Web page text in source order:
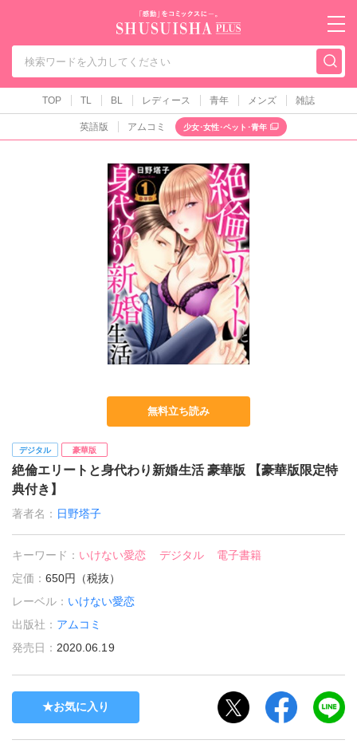
秋水社PLUS（テ
TOP TL BL レディース 青年 メンズ 雑誌
英語版 アムコミ 少女･女性･ペット･青年
無料立ち読み
デジタル 豪華版
絶倫エリートと身代わり新婚生活 豪華版 【豪華版限定特
典付き】
著者名： 日野塔子
キーワード： いけない愛恋 デジタル
電子書籍
定価：650円（税抜）
レーベル： いけない愛恋
出版社： アムコミ
発売日： 2020.06.19
お気に入り